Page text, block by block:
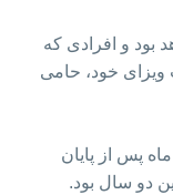
خواهد بود و افرادی که
ویزای خود، حامی
فارغ‌التحصیلان بین‌المللی تنها می‌توانند ۱۸ ماه پس از پایان
دو سال بود.